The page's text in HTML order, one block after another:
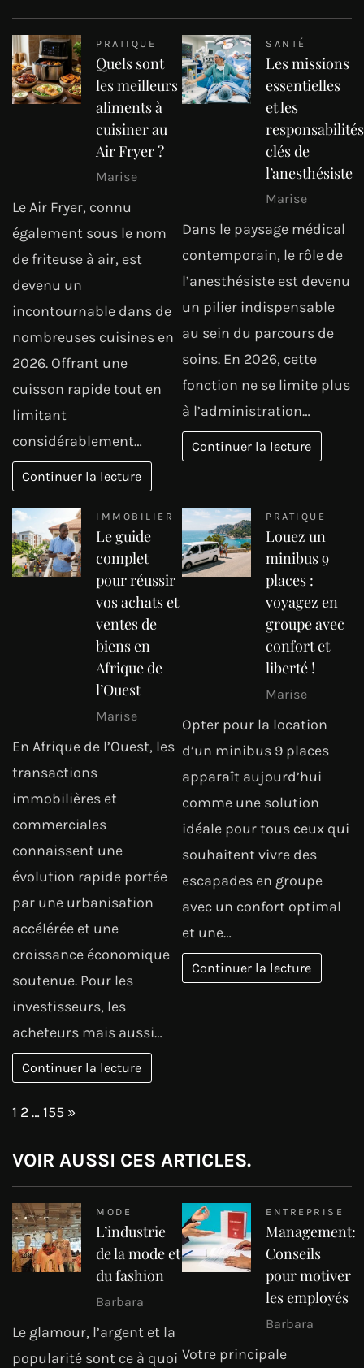
PRATIQUE
Quels sont
les meilleurs
aliments à
cuisiner au
Air Fryer ?
Marise
Le Air Fryer, connu
également sous le nom
de friteuse à air, est
devenu un
incontournable dans de
nombreuses cuisines en
2026. Offrant une
cuisson rapide tout en
limitant
considérablement…
Continuer la lecture
SANTÉ
Les missions
essentielles
et les
responsabilités
clés de
l’anesthésiste
Marise
Dans le paysage médical
contemporain, le rôle de
l’anesthésiste est devenu
un pilier indispensable
au sein du parcours de
soins. En 2026, cette
fonction ne se limite plus
à l’administration…
Continuer la lecture
IMMOBILIER
Le guide
complet
pour réussir
vos achats et
ventes de
biens en
Afrique de
l’Ouest
Marise
En Afrique de l’Ouest, les
transactions
immobilières et
commerciales
connaissent une
évolution rapide portée
par une urbanisation
accélérée et une
croissance économique
soutenue. Pour les
investisseurs, les
acheteurs mais aussi…
Continuer la lecture
PRATIQUE
Louez un
minibus 9
places :
voyagez en
groupe avec
confort et
liberté !
Marise
Opter pour la location
d’un minibus 9 places
apparaît aujourd’hui
comme une solution
idéale pour tous ceux qui
souhaitent vivre des
escapades en groupe
avec un confort optimal
et une…
Continuer la lecture
Page:
1 2…155 Next
»
VOIR AUSSI CES ARTICLES.
MODE
L’industrie
de la mode et
du fashion
Barbara
Le glamour, l’argent et la
popularité sont ce à quoi
ENTREPRISE
Management:
Conseils
pour motiver
les employés
Barbara
Votre principale